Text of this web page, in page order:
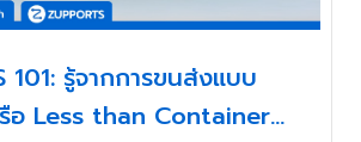
101: รู้จากการขนส่งแบบ
อ Less than Container